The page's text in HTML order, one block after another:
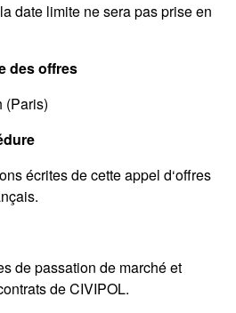
date limite ne sera pas prise en
des offres
(Paris)
écrites de cette appel d‘offres
de passation de marché et
de CIVIPOL.